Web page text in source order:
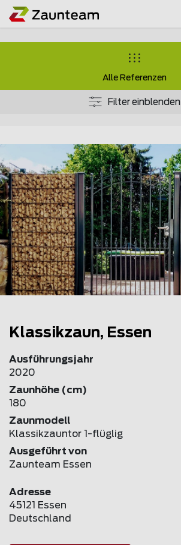
Alle Referenzen
Filter einblenden
Klassikzaun, Essen
Ausführungsjahr
2020
Zaunhöhe (cm)
180
Zaunmodell
Klassikzauntor 1-flüglig
Ausgeführt von
Zaunteam Essen
Adresse
45121 Essen
Deutschland